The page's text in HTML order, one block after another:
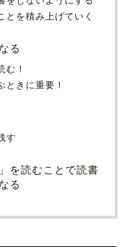
とを積み上げていく
る
む！
ときに重要！
す
を読むことで読書
る